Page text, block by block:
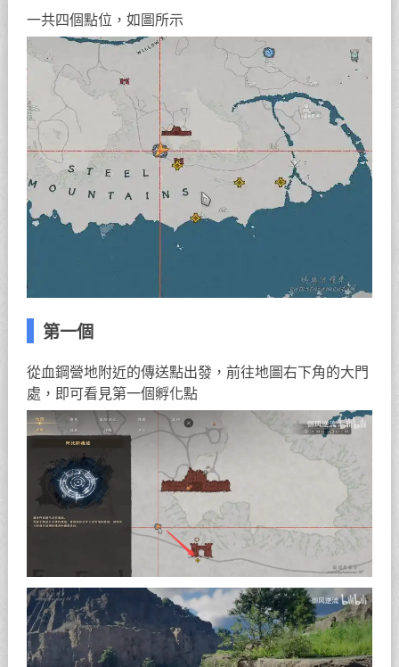
一共四個點位，如圖所示
第一個
從血鋼營地附近的傳送點出發，前往地圖右下角的大門
處，即可看見第一個孵化點